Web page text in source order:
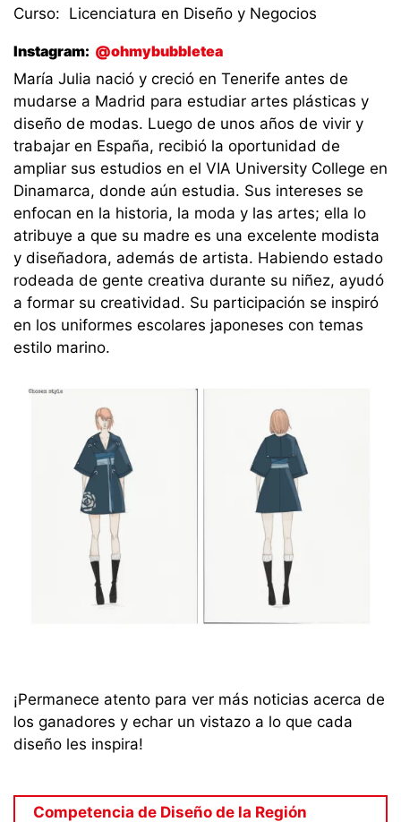
Curso: Licenciatura en Diseño y Negocios
Instagram: @ohmybubbletea
María Julia nació y creció en Tenerife antes de
mudarse a Madrid para estudiar artes plásticas y
diseño de modas. Luego de unos años de vivir y
trabajar en España, recibió la oportunidad de
ampliar sus estudios en el VIA University College en
Dinamarca, donde aún estudia. Sus intereses se
enfocan en la historia, la moda y las artes; ella lo
atribuye a que su madre es una excelente modista
y diseñadora, además de artista. Habiendo estado
rodeada de gente creativa durante su niñez, ayudó
a formar su creatividad. Su participación se inspiró
en los uniformes escolares japoneses con temas
estilo marino.
¡Permanece atento para ver más noticias acerca de
los ganadores y echar un vistazo a lo que cada
diseño les inspira!
Competencia de Diseño de la Región